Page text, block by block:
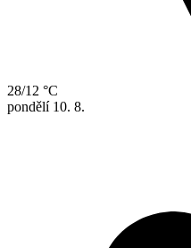
28/12 °C
pondělí 10. 8.